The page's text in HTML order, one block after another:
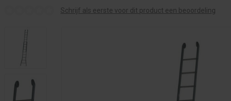
Schrijf als eerste voor dit product een beoordeling